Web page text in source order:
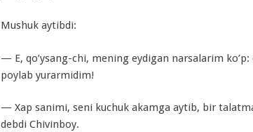
Mushuk aytibdi:
— E, qo’ysang-chi, mening eydigan narsalarim
poylab yurarmidim!
— Xap sanimi, seni kuchuk akamga aytib, bir
debdi Chivinboy.